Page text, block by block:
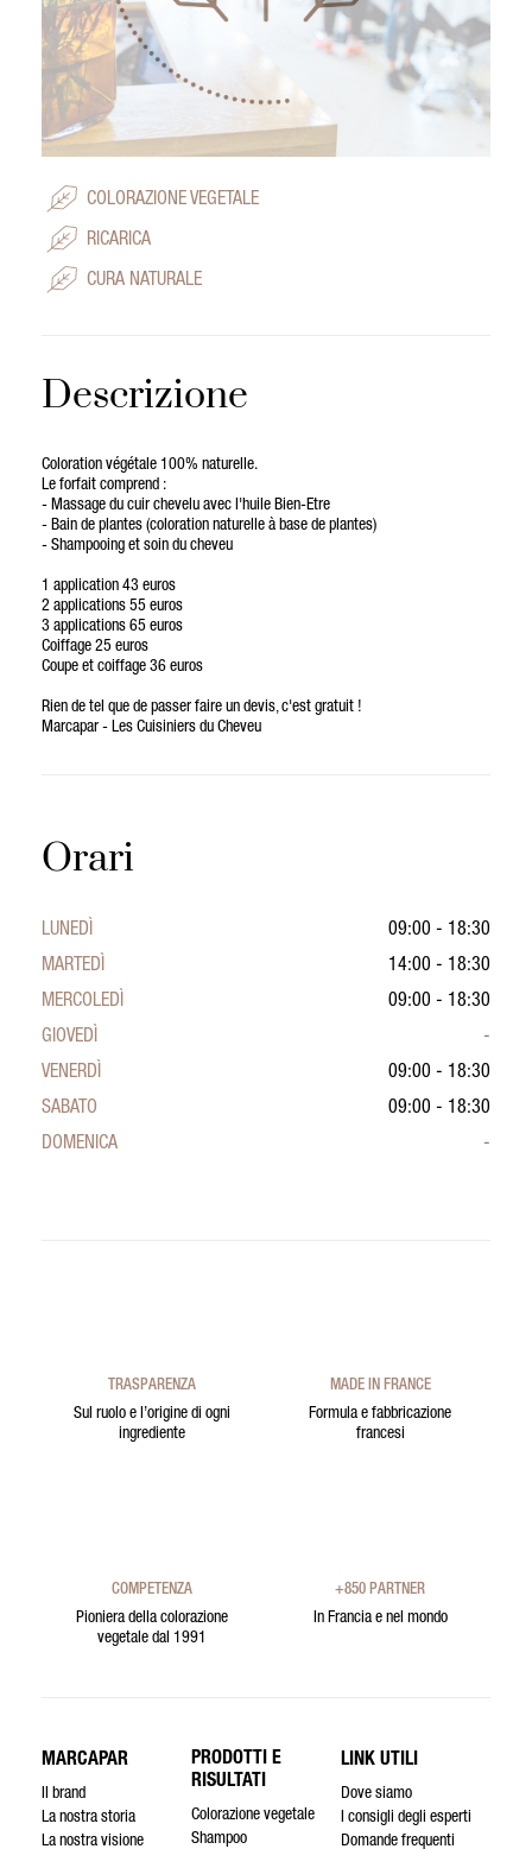
COLORAZIONE VEGETALE
RICARICA
CURA NATURALE
Descrizione
Coloration végétale 100% naturelle.
Le forfait comprend :
- Massage du cuir chevelu avec l'huile Bien-Etre
- Bain de plantes (coloration naturelle à base de plantes)
- Shampooing et soin du cheveu
1 application 43 euros
2 applications 55 euros
3 applications 65 euros
Coiffage 25 euros
Coupe et coiffage 36 euros
Rien de tel que de passer faire un devis, c'est gratuit !
Marcapar - Les Cuisiniers du Cheveu
Orari
LUNEDÌ
09:00 - 18:30
MARTEDÌ
14:00 - 18:30
MERCOLEDÌ
09:00 - 18:30
GIOVEDÌ
-
VENERDÌ
09:00 - 18:30
SABATO
09:00 - 18:30
DOMENICA
-
TRASPARENZA
Sul ruolo e l’origine di ogni
ingrediente
MADE IN FRANCE
Formula e fabbricazione
francesi
COMPETENZA
Pioniera della colorazione
vegetale dal 1991
+850 PARTNER
In Francia e nel mondo
MARCAPAR
Il brand
La nostra storia
La nostra visione
PRODOTTI E
RISULTATI
Colorazione vegetale
Shampoo
LINK UTILI
Dove siamo
I consigli degli esperti
Domande frequenti